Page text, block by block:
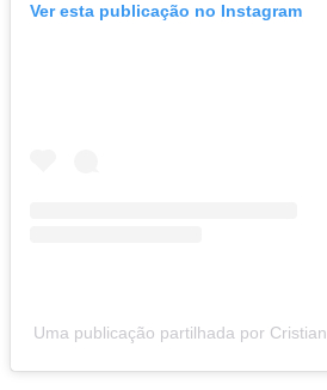
Ver esta publicação no Instagram
Uma publicação partilhada por